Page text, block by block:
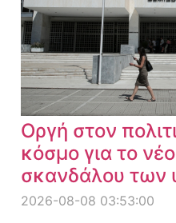
Οργή στον
κόσμο για το
σκανδάλου των
2026-08-08 03:53:00